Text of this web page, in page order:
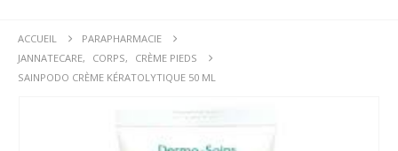
ACCUEIL
PARAPHARMACIE
JANNATECARE, CORPS,
CRÈME PIEDS
SAINPODO CRÈME KÉRATOLYTIQUE 50 ML